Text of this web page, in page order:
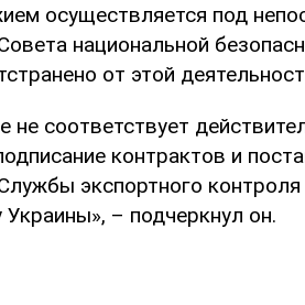
осуществляется под
национальной
от этой
не соответствует
контрактов и
экспортного
Украины», – подчеркнул он.